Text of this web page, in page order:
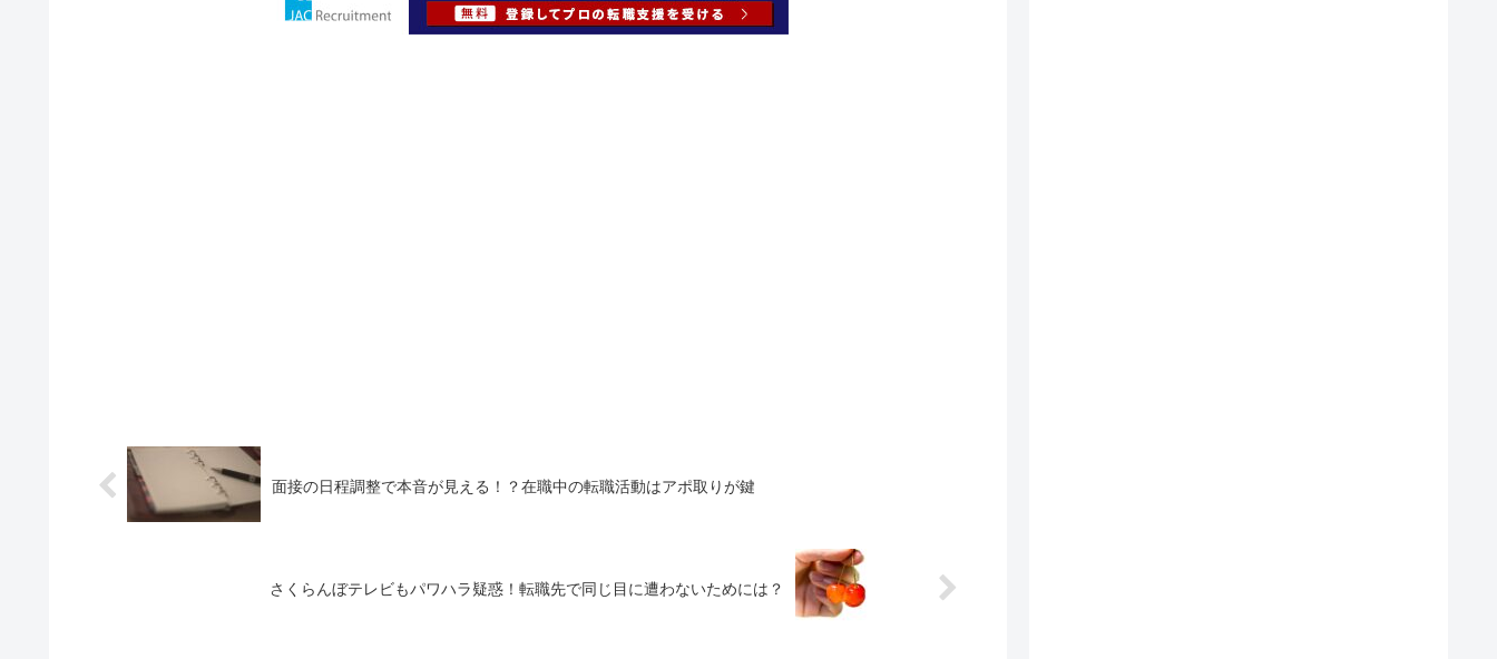
面接の日程調整で本音が見える！？在職中の転職活動はアポ取りが鍵
さくらんぼテレビもパワハラ疑惑！転職先で同じ目に遭わないためには？